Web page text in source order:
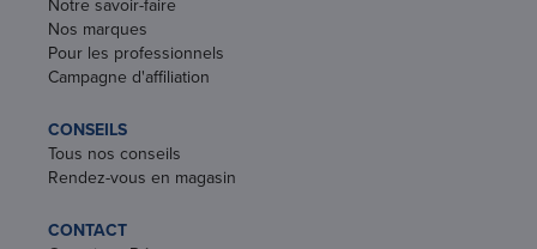
Notre savoir-faire
Nos marques
Pour les professionnels
Campagne d'affiliation
CONSEILS
Tous nos conseils
Rendez-vous en magasin
CONTACT